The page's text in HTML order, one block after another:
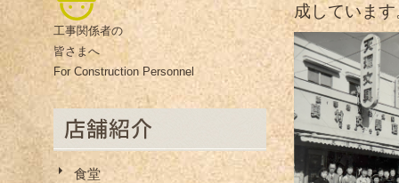
成しています
工事関係者の
皆さまへ
For Construction Personnel
食堂